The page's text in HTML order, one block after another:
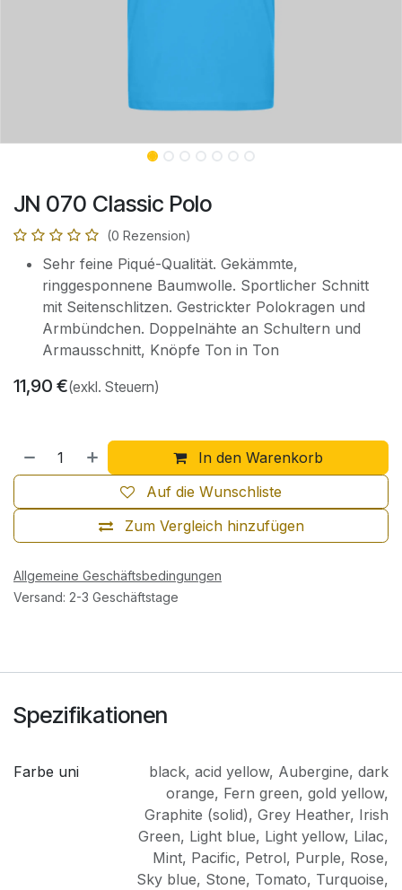
JN 070 Classic Polo
(0 Rezension)
Sehr feine Piqué-Qualität. Gekämmte,
ringgesponnene Baumwolle. Sportlicher Schnitt
mit Seitenschlitzen. Gestrickter Polokragen und
Armbündchen. Doppelnähte an Schultern und
Armausschnitt, Knöpfe Ton in Ton
11,90 €(exkl. Steuern)
In den Warenkorb
Zum Vergleich hinzufügen
Auf die Wunschliste
Allgemeine Geschäftsbedingungen
Versand: 2-3 Geschäftstage
Spezifikationen
Farbe uni black, acid yellow, Aubergine, dark
orange, Fern green, gold yellow,
Graphite (solid), Grey Heather, Irish
Green, Light blue, Light yellow, Lilac,
Mint, Pacific, Petrol, Purple, Rose,
Sky blue, Stone, Tomato, Turquoise,